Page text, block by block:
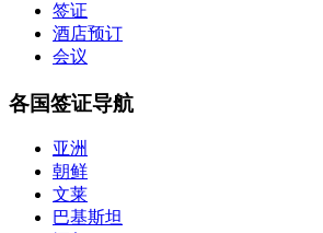
签证
酒店预订
会议
各国签证导航
亚洲
朝鲜
文莱
巴基斯坦